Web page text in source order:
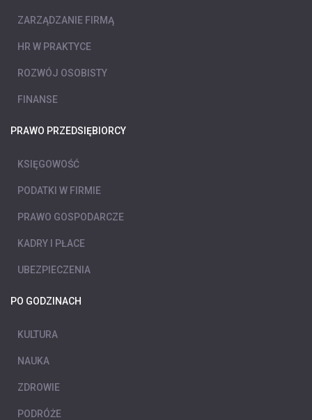
ZARZĄDZANIE FIRMĄ
HR W PRAKTYCE
ROZWÓJ OSOBISTY
FINANSE
PRAWO PRZEDSIĘBIORCY
KSIĘGOWOŚĆ
PODATKI W FIRMIE
PRAWO GOSPODARCZE
KADRY I PŁACE
UBEZPIECZENIA
PO GODZINACH
KULTURA
NAUKA
ZDROWIE
PODRÓŻE